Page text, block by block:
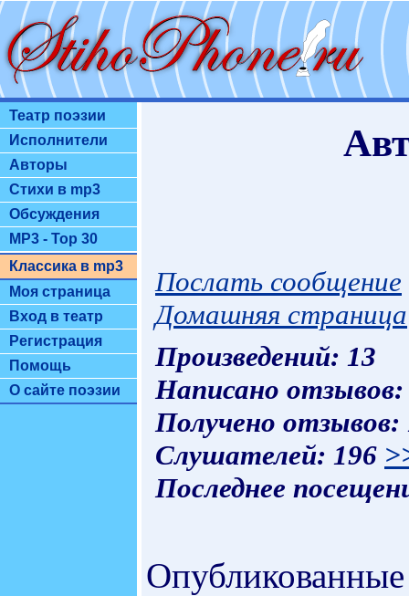
Театр поэзии
Исполнители
Авторы
Стихи в mp3
Обсуждения
MP3 - Top 30
Классика в mp3
Моя страница
Вход в театр
Регистрация
Помощь
О сайте поэзии
Послать сообщение
Домашняя страница
Произведений: 13
Написано
Получено
Слушателей: 196
Последнее